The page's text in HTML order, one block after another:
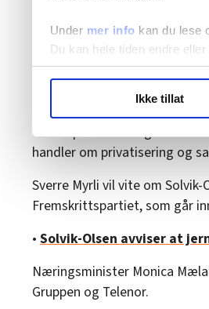
Under mer info kan du lese
Du kan hele tiden endre
hvordan våre nettsider blir
annonsering. Disse er
Ikke tillat
Arbeidsplasser
Kari Henriksen vil vite
(FrP) synes det er viktigere å
To av spørsmålene går til
handler om privatisering og
Sverre Myrli vil vite om
Fremskrittspartiet, som går
• Solvik-Olsen avviser at
Næringsminister Monica
Gruppen og Telenor.